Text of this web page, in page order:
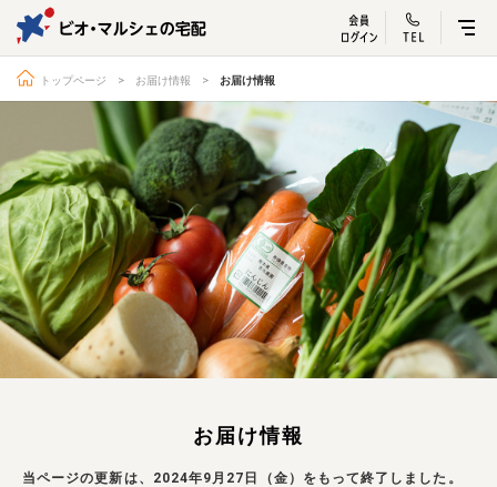
ビオ・マルシェ
宅配サービス紹介
トップページ ビオ・マルシェの想い
宅配サービスについて 読みもの・NEWS
ビオ・マルシェの商品 ご利用ガイド
よくある質問 オーガニックって何
お届け情報 生産者・製造者
お問い合わせ
会社概要 採用情報
トップページ お届け情報 お届け情報
お届け情報
当ページの更新は、2024年9月27日（金）をもって終了しました。